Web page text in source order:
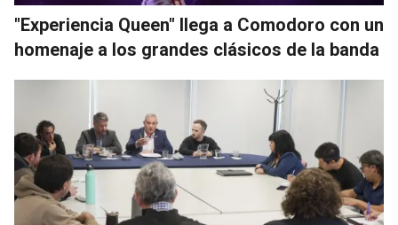
"Experiencia Queen" llega a Comodoro con un
homenaje a los grandes clásicos de la banda